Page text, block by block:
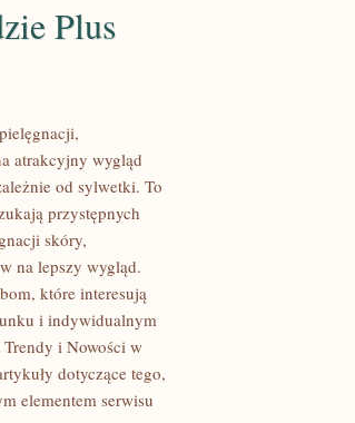
Plus
atrakcyjny wygląd
od sylwetki. To
przystępnych
skóry,
na lepszy wygląd.
które interesują
i indywidualnym
i Nowości w
dotyczące tego,
elementem serwisu